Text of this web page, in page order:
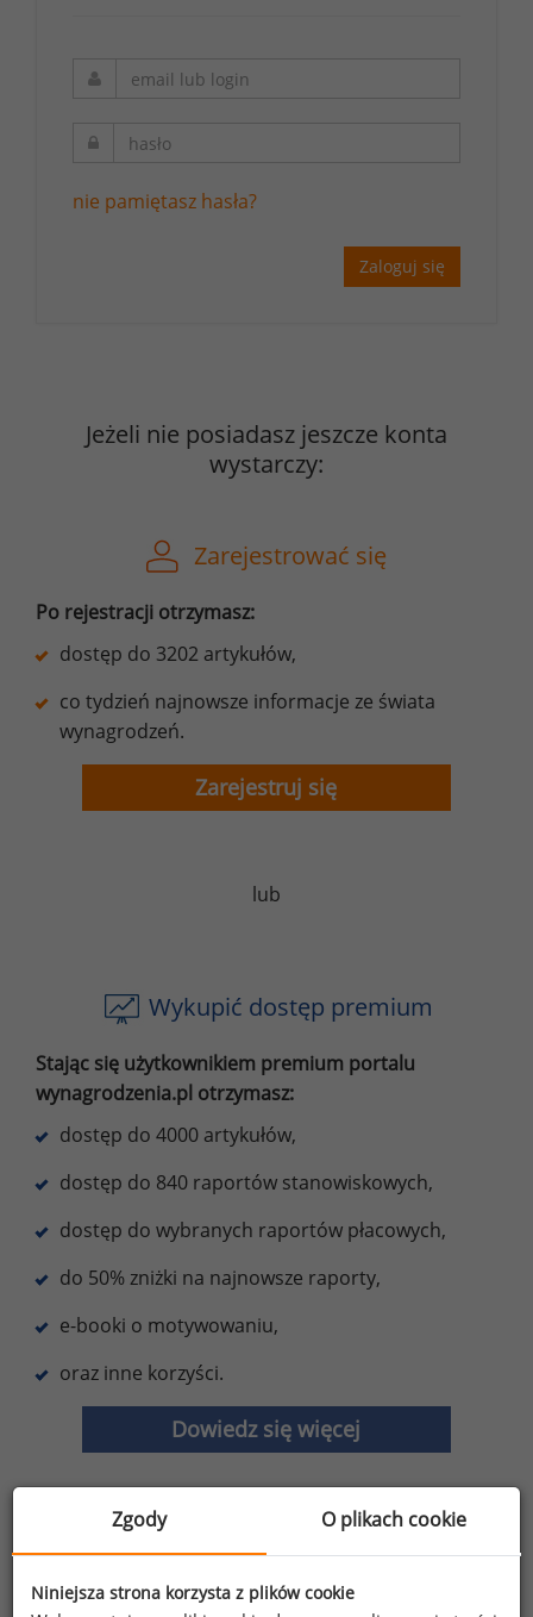
nie pamiętasz hasła?
Zaloguj się
Jeżeli nie posiadasz jeszcze konta
wystarczy:
Zarejestrować się
Po rejestracji otrzymasz:
dostęp do 3202 artykułów,
co tydzień najnowsze informacje ze świata
wynagrodzeń.
Zarejestruj się
lub
Wykupić dostęp premium
Stając się użytkownikiem premium portalu
wynagrodzenia.pl otrzymasz:
dostęp do 4000 artykułów,
dostęp do 840 raportów stanowiskowych,
dostęp do wybranych raportów płacowych,
do 50% zniżki na najnowsze raporty,
e-booki o motywowaniu,
oraz inne korzyści.
Dowiedz się więcej
Wybierz opcję dostosowana do Twoich
potrzeb!
Przetestuj strefę premium.
Zgody O plikach cookie
Niniejsza strona korzysta z plików cookie